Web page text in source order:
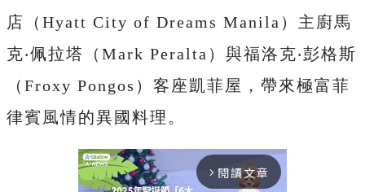
店（Hyatt City of Dreams Manila）主廚馬
克‧佩拉塔（Mark Peralta）與福洛克‧彭格斯
（Froxy Pongos）客座凱菲屋，帶來極富菲
律賓風情的異國料理。
arrow_forward_ios 閱讀文章